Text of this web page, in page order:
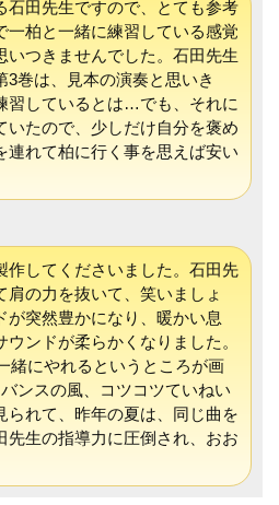
石田先生ですので、とても参考
一柏と一緒に練習している感覚
いつきませんでした。石田先生
3巻は、見本の演奏と思いき
習しているとは…でも、それに
いたので、少しだけ自分を褒め
連れて柏に行く事を思えば安い
作してくださいました。石田先
の力を抜いて、笑いましょ
が突然豊かになり、暖かい息
ンドが柔らかくなりました。
緒にやれるというところが画
ンスの風、コツコツていねい
られて、昨年の夏は、同じ曲を
先生の指導力に圧倒され、おお